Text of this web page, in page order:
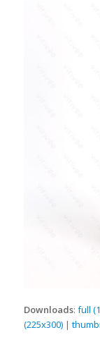
Downloads: full
(225x300)|